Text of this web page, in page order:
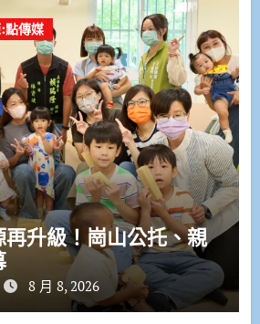
點傳媒
升級！崗山公托、親
8 月 8, 2026